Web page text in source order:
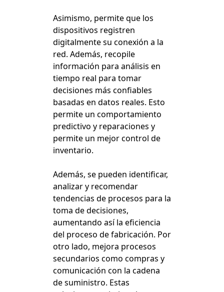
Asimismo, permite que los
dispositivos registren
digitalmente su conexión a la
red. Además, recopile
información para análisis en
tiempo real para tomar
decisiones más confiables
basadas en datos reales. Esto
permite un comportamiento
predictivo y reparaciones y
permite un mejor control de
inventario.
Además, se pueden identificar,
analizar y recomendar
tendencias de procesos para la
toma de decisiones,
aumentando así la eficiencia
del proceso de fabricación. Por
otro lado, mejora procesos
secundarios como compras y
comunicación con la cadena
de suministro. Estas